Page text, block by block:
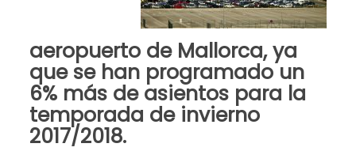
aeropuerto de Mallorca, ya
que se han programadoun
6% más de asientospara la
temporada de invierno
2017/2018.